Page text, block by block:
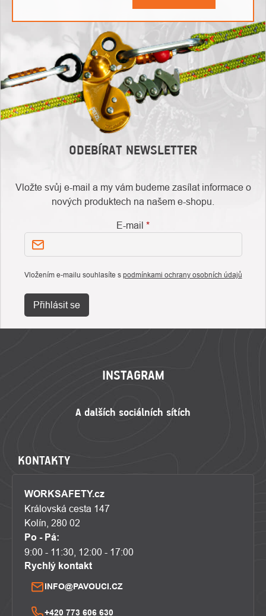
ODEBÍRAT NEWSLETTER
Vložte svůj e-mail a my vám budeme zasílat informace o
nových produktech na našem e-shopu.
E-mail
Vložením e-mailu souhlasíte s podmínkami ochrany osobních údajů
Přihlásit se
INSTAGRAM
KONTAKTY
WORKSAFETY.cz
Královská cesta 147
Kolín, 280 02
Po - Pá:
9:00 - 11:30, 12:00 - 17:00
Rychlý kontakt
INFO@PAVOUCI.CZ
+420 773 606 630